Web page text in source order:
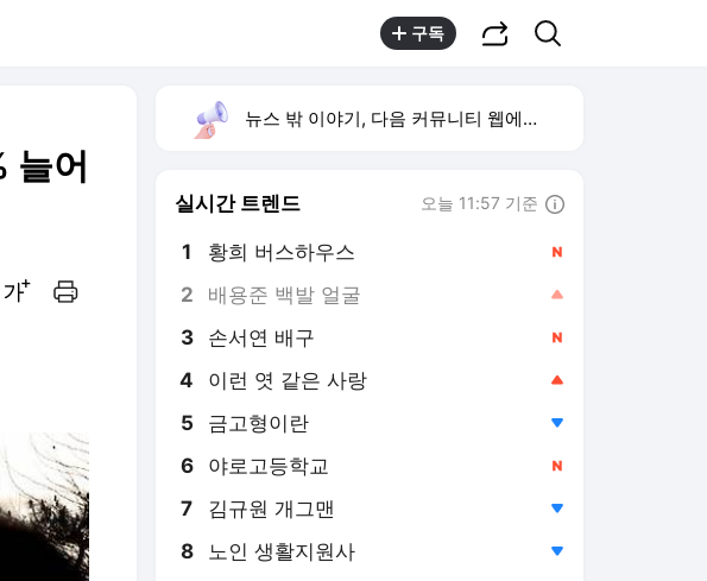
구독
늘어
뉴스 밖 이야기, 다음 커뮤니티 웹에서 보기
실시간 트렌드 오늘 11:57 기준
1 황희 버스하우스
2 배용준 백발 얼굴
3 손서연 배구
4 이런 엿 같은 사랑
5 금고형이란
6 야로고등학교
7 김규원 개그맨
8 노인 생활지원사